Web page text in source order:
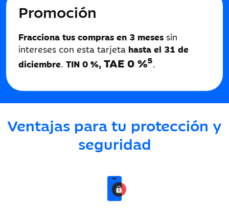
Promoción
Fracciona tus compras en 3 meses sin
intereses con esta tarjeta hasta el 31 de
diciembre. TIN 0 %, TAE 0 %5.
Ventajas para tu protección y
seguridad